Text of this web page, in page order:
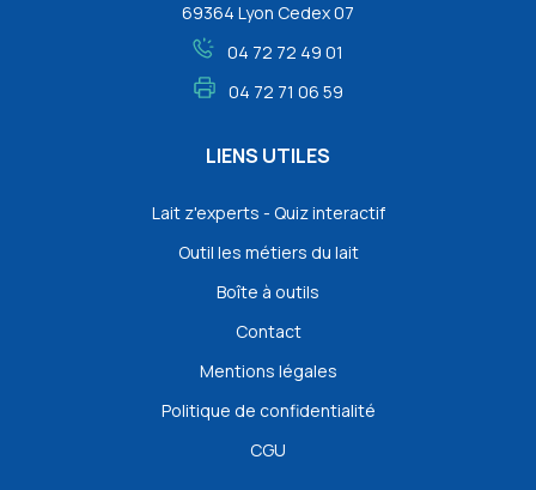
69364 Lyon Cedex 07
04 72 72 49 01
04 72 71 06 59
LIENS UTILES
Lait z'experts - Quiz interactif
Outil les métiers du lait
Boîte à outils
Contact
Mentions légales
Politique de confidentialité
CGU